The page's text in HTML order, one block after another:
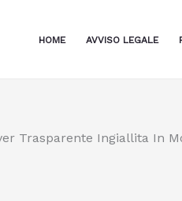
HOME AVVISO LEGALE
Trasparente Ingiallita In